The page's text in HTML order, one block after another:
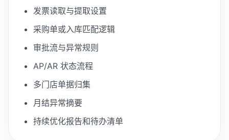
发票读取与提取设置
采购单或入库匹配逻辑
审批流与异常规则
AP/AR 状态流程
多门店单据归集
月结异常摘要
持续优化报告和待办清单